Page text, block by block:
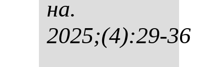
на.
2025;(4):29-36